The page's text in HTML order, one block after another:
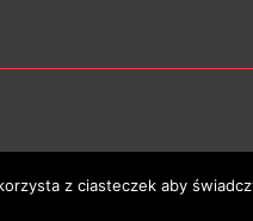
z ciasteczek aby